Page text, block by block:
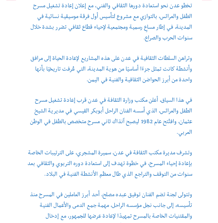
تخطو عدن نحو استعادة دورها الثقافي والفني، مع إعلان إعادة تشغيل مسرح
الطفل والعرائس، بالتوازي مع مشروع لتأسيس أول فرقة موسيقية نسائية في
المدينة، في إطار مساعٍ رسمية ومجتمعية لإحياء قطاع ثقافي تضرر بشدة خلال
سنوات الحرب والصراع.
وتراهن السلطات الثقافية في عدن على هذه المشاريع لإعادة الحياة إلى مرافق
وأنشطة كانت تمثل جزءًا أساسيًا من هوية المدينة، التي عُرفت تاريخيًا بأنها
واحدة من أبرز الحواضن الثقافية والفنية في اليمن.
في هذا السياق، أعلن مكتب وزارة الثقافة في عدن قرب إعادة تشغيل مسرح
الطفل والعرائس، الذي أسسه الفنان الراحل أبوبكر القيسي في مديرية الشيخ
عثمان، وافتُتح عام 1982 ليصبح آنذاك ثاني مسرح متخصص بالطفل في الوطن
العربي.
وتشرف مديرة مكتب الثقافة في عدن، سميرة المشجري، على الترتيبات الخاصة
بإعادة إحياء المسرح، في خطوة تهدف إلى استعادة دوره التربوي والثقافي بعد
سنوات من التوقف والتراجع الذي طال معظم الأنشطة الفنية في البلاد.
وتتولى لجنة تضم الفنان توفيق عبده مصلح، أحد أبرز العاملين في المسرح منذ
تأسيسه، إلى جانب نجل مؤسسه الراحل، مهمة جمع الدمى والأعمال الفنية
والمقتنيات الخاصة بالمسرح تمهيدًا لإعادة عرضها للجمهور، مع إدخال